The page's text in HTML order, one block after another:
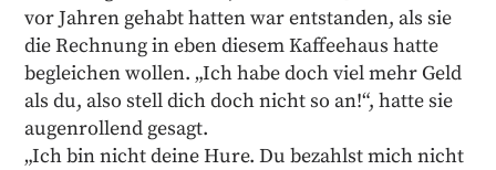
vor Jahren gehabt hatten war entstanden, als sie
die Rechnung in eben diesem Kaffeehaus hatte
begleichen wollen. „Ich habe doch viel mehr Geld
als du, also stell dich doch nicht so an!“, hatte sie
augenrollend gesagt.
„Ich bin nicht deine Hure. Du bezahlst mich nicht